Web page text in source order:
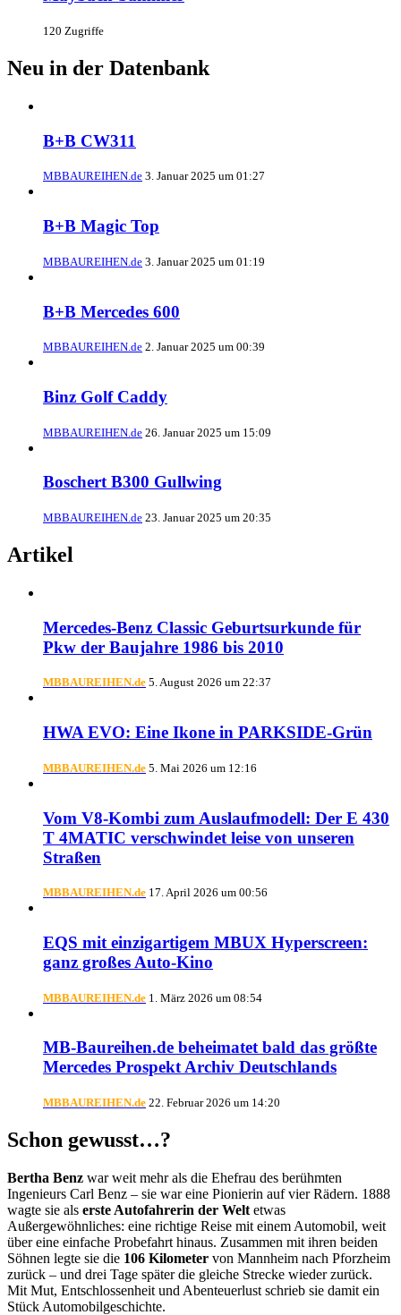
120 Zugriffe
Neu in der Datenbank
B+B CW311
MBBAUREIHEN.de 3. Januar 2025 um 01:27
B+B Magic Top
MBBAUREIHEN.de 3. Januar 2025 um 01:19
B+B Mercedes 600
MBBAUREIHEN.de 2. Januar 2025 um 00:39
Binz Golf Caddy
MBBAUREIHEN.de 26. Januar 2025 um 15:09
Boschert B300 Gullwing
MBBAUREIHEN.de 23. Januar 2025 um 20:35
Artikel
Mercedes-Benz Classic Geburtsurkunde für
Pkw der Baujahre 1986 bis 2010
MBBAUREIHEN.de 5. August 2026 um 22:37
HWA EVO: Eine Ikone in PARKSIDE-Grün
MBBAUREIHEN.de 5. Mai 2026 um 12:16
Vom V8-Kombi zum Auslaufmodell: Der E 430
T 4MATIC verschwindet leise von unseren
Straßen
MBBAUREIHEN.de 17. April 2026 um 00:56
EQS mit einzigartigem MBUX Hyperscreen:
ganz großes Auto-Kino
MBBAUREIHEN.de 1. März 2026 um 08:54
MB-Baureihen.de beheimatet bald das größte
Mercedes Prospekt Archiv Deutschlands
MBBAUREIHEN.de 22. Februar 2026 um 14:20
Schon gewusst…?
Bertha Benz war weit mehr als die Ehefrau des berühmten
Ingenieurs Carl Benz – sie war eine Pionierin auf vier Rädern. 1888
wagte sie als erste Autofahrerin der Welt etwas
Außergewöhnliches: eine richtige Reise mit einem Automobil, weit
über eine einfache Probefahrt hinaus. Zusammen mit ihren beiden
Söhnen legte sie die 106 Kilometer von Mannheim nach Pforzheim
zurück – und drei Tage später die gleiche Strecke wieder zurück.
Mit Mut, Entschlossenheit und Abenteuerlust schrieb sie damit ein
Stück Automobilgeschichte.